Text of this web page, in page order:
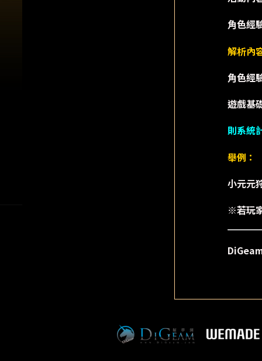
角色經
解析內
角色經
遊戲基
則系統
舉例：
小元元
※若玩